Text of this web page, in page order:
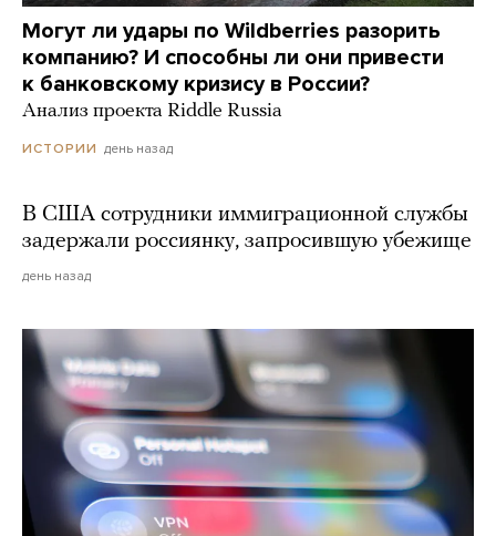
Могут ли удары по Wildberries разорить
компанию? И способны ли они привести
к банковскому кризису в России?
Анализ проекта Riddle Russia
ИСТОРИИ день назад
В США сотрудники иммиграционной службы
задержали россиянку, запросившую убежище
день назад